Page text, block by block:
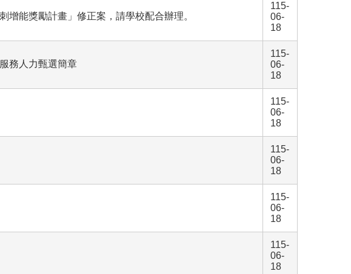
增能獎勵計畫」修正案，請學校配合辦理。
115-
06-
18
務人力甄選簡章
115-
06-
18
115-
06-
18
115-
06-
18
115-
06-
18
115-
06-
18